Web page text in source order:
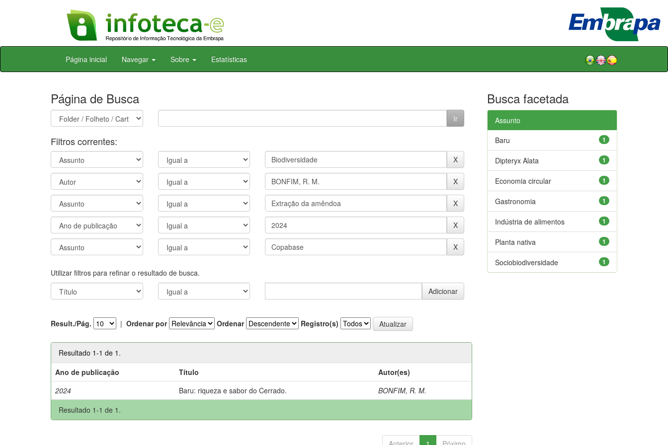
Skip
Página inicial Navegar Sobre Estatísticas
Página de Busca
Filtros correntes:
Utilizar filtros para refinar o resultado de busca.
Result./Pág. | Ordenar por Ordenar Registro(s)
Resultado 1-1 de 1.
Ano de publicação
Título
Autor(es)
2024
Baru: riqueza e sabor do Cerrado.
BONFIM, R. M.
Resultado 1-1 de 1.
Busca facetada
Assunto
1
Baru
1
Dipteryx Alata
1
Economia circular
1
Gastronomia
1
Indústria de alimentos
1
Planta nativa
1
Sociobiodiversidade